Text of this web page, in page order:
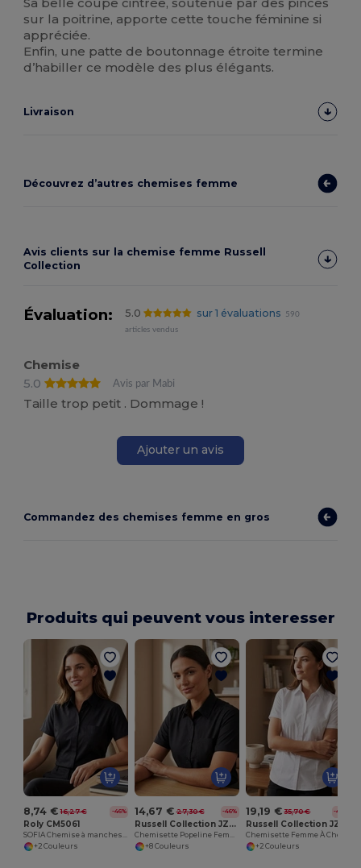
sur la poitrine, apporte cette touche féminine si
appréciée.
Enfin, une patte de boutonnage étroite termine
d’habiller ce modèle des plus élégants.
Livraison
Découvrez d’autres chemises femme
Avis clients sur la chemise femme Russell
Collection
Évaluation: 5.0 sur 1 évaluations
590
articles vendus
Chemise
5.0
Avis par Mabi
Taille trop petit . Dommage !
Ajouter un avis
Commandez des chemises femme en gros
Produits qui peuvent vous interesser
8,74 € 16,27 € -46%
Roly CM5061
+2 Couleurs
14,67 € 27,30 € -46%
Russell Collection JZ35F
+8 Couleurs
19,19 € 35,70 € -46%
+2 Couleurs